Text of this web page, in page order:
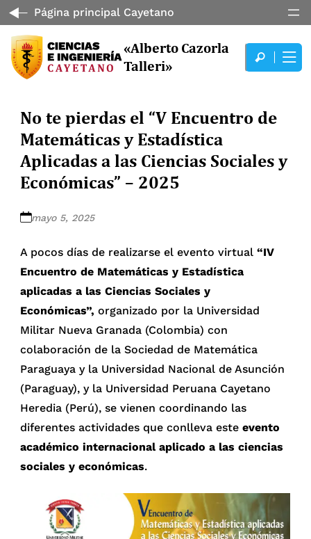
Página principal Cayetano
«Alberto Cazorla
Talleri»
No te pierdas el “V Encuentro de
Matemáticas y Estadística
Aplicadas a las Ciencias Sociales y
Económicas” – 2025
mayo 5, 2025
A pocos días de realizarse el evento virtual“IV
Encuentro de Matemáticas y Estadística
aplicadas a las Ciencias Sociales y
Económicas”, organizado por la Universidad
Militar Nueva Granada (Colombia) con
colaboración de la Sociedad de Matemática
Paraguaya y la Universidad Nacional de Asunción
(Paraguay), y la Universidad Peruana Cayetano
Heredia (Perú), se vienen coordinando las
diferentes actividades que conlleva esteevento
académico internacional aplicado a las ciencias
sociales y económicas.